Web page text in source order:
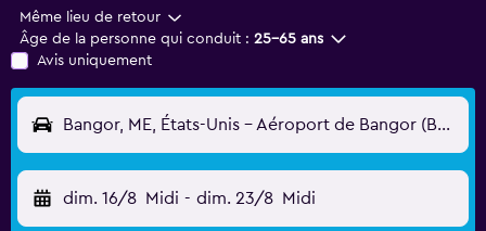
Même lieu de retour
Âge de la personne qui conduit : 25-65 ans
Avis uniquement
Bangor, ME, États-Unis - Aéroport de Bangor (BGR)
dim. 16/8 Midi - dim. 23/8 Midi